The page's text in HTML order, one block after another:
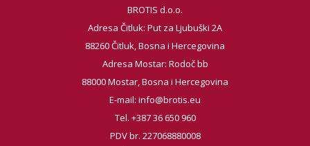
BROTIS d.o.o.
Adresa Čitluk: Put za Ljubuški 2A
88260 Čitluk, Bosna i Hercegovina
Adresa Mostar: Rodoč bb
88000 Mostar, Bosna i Hercegovina
E-mail: info@brotis.eu
Tel. +387 36 650 960
PDV br. 227068880008